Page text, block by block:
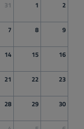
31 1 2
7 8 9
14 15 16
21 22 23
28 29 30